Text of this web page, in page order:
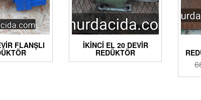
FLANŞLI İKINCI EL 20 DEVIR
REDÜKTÖR